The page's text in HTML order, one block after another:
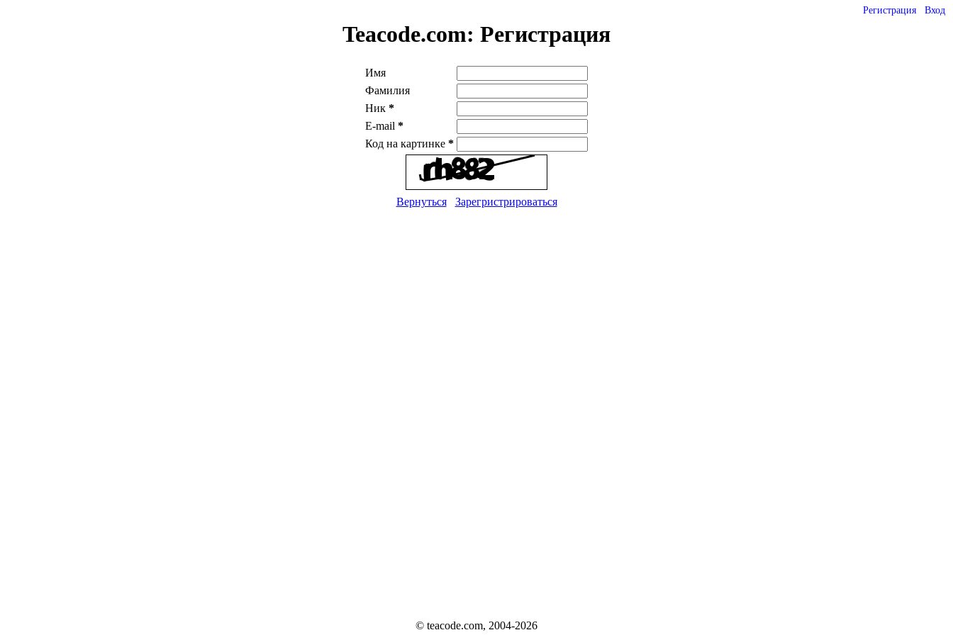
Регистрация Вход
Teacode.com: Регистрация
Имя
Фамилия
Ник *
E-mail *
Код на картинке *
Вернуться Зарегристрироваться
© teacode.com, 2004-2026